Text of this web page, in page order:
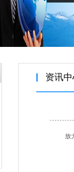
资讯
放